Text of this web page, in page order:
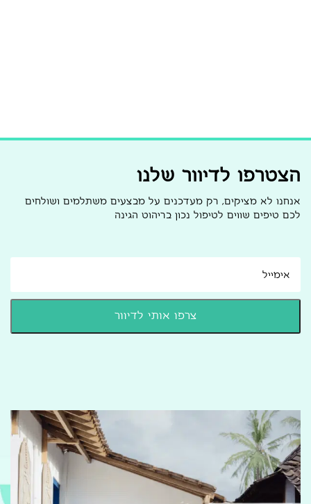
הצטרפו לדיוור שלנו
אנחנו לא מציקים, רק מעדכנים על מבצעים משתלמים ושולחים
לכם טיפים שווים לטיפול נכון בריהוט הגינה